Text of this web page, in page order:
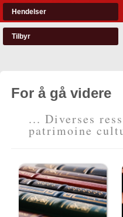
Hendelser
Tilbyr
For å gå videre
... Diverses
patrimoine